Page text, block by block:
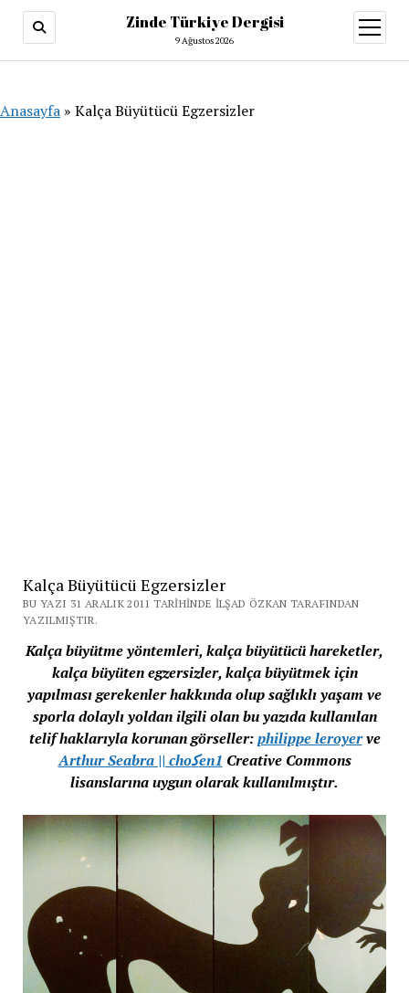
Zinde Türkiye Dergisi
9 Ağustos 2026
aç
Anasayfa » Kalça Büyütücü Egzersizler
Kalça Büyütücü Egzersizler
BU YAZI 31 ARALIK 2011 TARIHINDE İLŞAD ÖZKAN TARAFINDAN
YAZILMIŞTIR.
Kalça büyütme yöntemleri, kalça büyütücü hareketler,
kalça büyüten egzersizler, kalça büyütmek için
yapılması gerekenler hakkında olup sağlıklı yaşam ve
sporla dolaylı yoldan ilgili olan bu yazıda kullanılan
telif haklarıyla korunan görseller:philippe leroyerve
Arthur Seabra || choﻛen1 Creative Commons
lisanslarına uygun olarak kullanılmıştır.